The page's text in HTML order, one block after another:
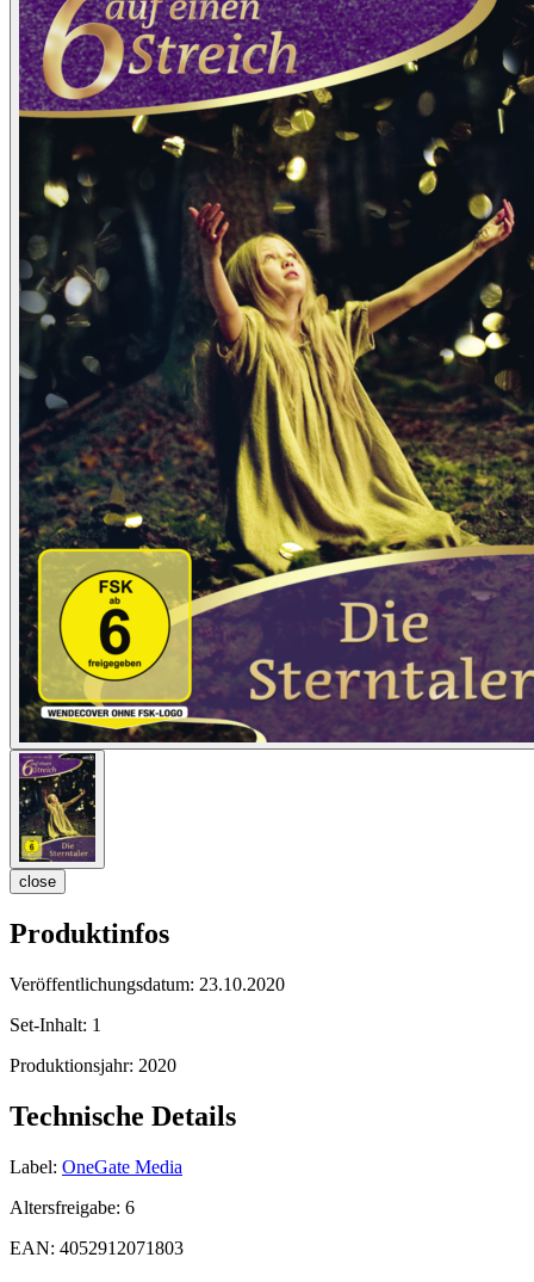
close
Produktinfos
Veröffentlichungsdatum: 23.10.2020
Set-Inhalt: 1
Produktionsjahr: 2020
Technische Details
Label: OneGate Media
Altersfreigabe: 6
EAN: 4052912071803